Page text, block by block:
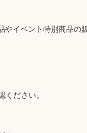
イベント特別商品の販
ださい。